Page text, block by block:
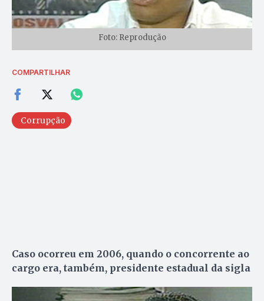
Foto: Reprodução
COMPARTILHAR
Corrupção
Caso ocorreu em 2006, quando o concorrente ao
cargo era, também, presidente estadual da sigla